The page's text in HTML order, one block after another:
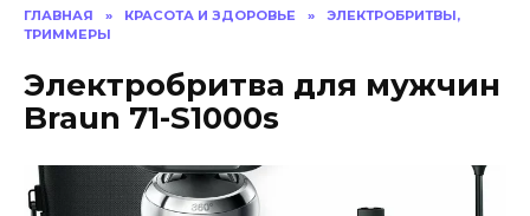
ГЛАВНАЯ » КРАСОТА И ЗДОРОВЬЕ »
ЭЛЕКТРОБРИТВЫ,
ТРИММЕРЫ
Электробритва для мужчин
Braun 71-S1000s